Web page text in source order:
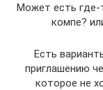
Может есть где-
компе?
Есть
приглашению
которое не